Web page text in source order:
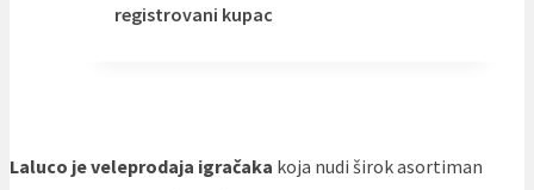
registrovani kupac
Laluco je veleprodaja igračaka koja nudi širok asortiman